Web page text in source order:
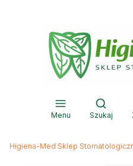
Menu
Otwórz
Szukaj
Higiena-Med Sklep